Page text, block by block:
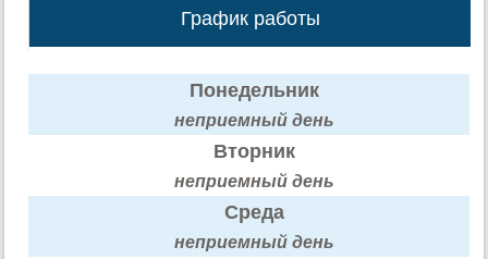
График работы
Понедельник
неприемный день
Вторник
неприемный день
Среда
неприемный день